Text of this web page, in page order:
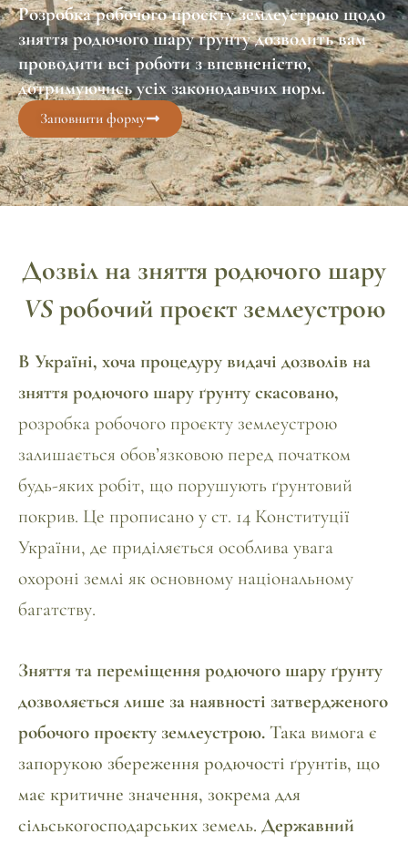
Розробка робочого проєкту землеустрою щодо
зняття родючого шару ґрунту дозволить вам
проводити всі роботи з впевненістю,
дотримуючись усіх законодавчих норм.
Заповнити форму
Дозвіл на зняття родючого шару
VSробочий проєкт землеустрою
В Україні, хоча процедуру видачі дозволів на
зняття родючого шару ґрунту скасовано,
розробка робочого проєкту землеустрою
залишається обов’язковою перед початком
будь-яких робіт, що порушують ґрунтовий
покрив. Це прописано у ст. 14 Конституції
України, де приділяється особлива увага
охороні землі як основному національному
багатству.
Зняття та переміщення родючого шару ґрунту
дозволяється лише за наявності затвердженого
робочого проєкту землеустрою. Така вимога є
запорукою збереження родючості ґрунтів, що
має критичне значення, зокрема для
сільськогосподарських земель. Державний